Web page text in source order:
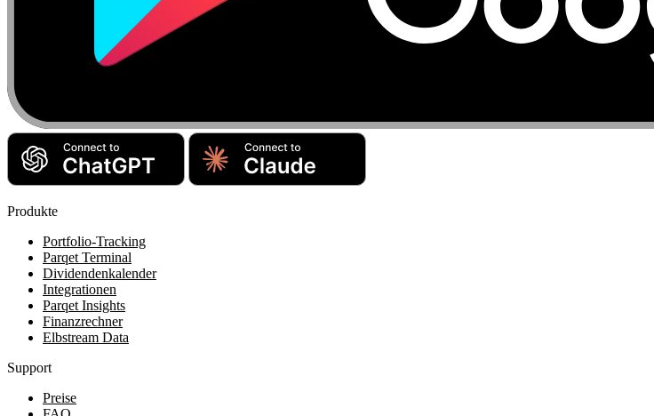
Produkte
Portfolio-Tracking
Parqet Terminal
Dividendenkalender
Integrationen
Parqet Insights
Finanzrechner
Elbstream Data
Support
Preise